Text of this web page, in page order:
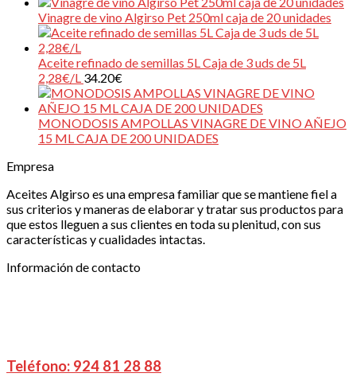
Vinagre de vino Algirso Pet 250ml caja de 20 unidades
Aceite refinado de semillas 5L Caja de 3 uds de 5L
2,28€/L 34.20€
MONODOSIS AMPOLLAS VINAGRE DE VINO AÑEJO
15 ML CAJA DE 200 UNIDADES
Empresa
Aceites Algirso es una empresa familiar que se mantiene fiel a
sus criterios y maneras de elaborar y tratar sus productos para
que estos lleguen a sus clientes en toda su plenitud, con sus
características y cualidades intactas.
Información de contacto
Teléfono: 924 81 28 88